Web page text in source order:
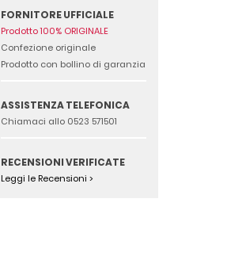
FORNITORE UFFICIALE
Prodotto 100% ORIGINALE
Confezione originale
Prodotto con bollino di garanzia
ASSISTENZA TELEFONICA
Chiamaci allo 0523 571501
RECENSIONI VERIFICATE
Leggi le Recensioni >